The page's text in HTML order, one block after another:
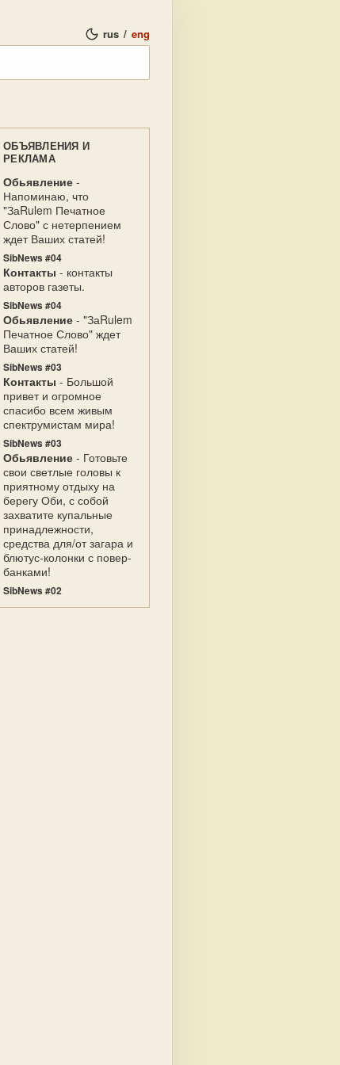
rus / eng
ОБЪЯВЛЕНИЯ И
РЕКЛАМА
Обьявление -
Напоминаю, что
"ЗаRulem Печатное
Слово" с нетерпением
ждет Ваших статей!
SibNews #04
Контакты - контакты
авторов газеты.
SibNews #04
Обьявление - "ЗаRulem
Печатное Слово" ждет
Ваших статей!
SibNews #03
Контакты - Большой
привет и огромное
спасибо всем живым
спектрумистам мира!
SibNews #03
Обьявление - Готовьте
свои светлые головы к
приятному отдыху на
берегу Оби, с собой
захватите купальные
принадлежности,
средства для/от загара и
блютус-колонки с повер-
банками!
SibNews #02